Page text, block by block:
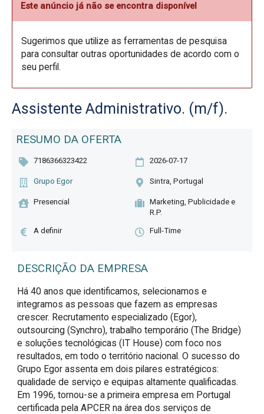
Este anúncio já não se encontra disponível
Sugerimos que utilize as ferramentas de pesquisa
para consultar outras oportunidades de acordo com o
seu perfil.
Assistente Administrativo. (m/f).
RESUMO DA OFERTA
7186366323422 2026-07-17
Grupo Egor Sintra, Portugal
Presencial
Marketing, Publicidade e
R.P.
A definir Full-Time
DESCRIÇÃO DA EMPRESA
Há 40 anos que identificamos, selecionamos e
integramos as pessoas que fazem as empresas
crescer. Recrutamento especializado (Egor),
outsourcing (Synchro), trabalho temporário (The Bridge)
e soluções tecnológicas (IT House) com foco nos
resultados, em todo o território nacional. O sucesso do
Grupo Egor assenta em dois pilares estratégicos:
qualidade de serviço e equipas altamente qualificadas.
Em 1996, tornou-se a primeira empresa em Portugal
certificada pela APCER na área dos serviços de